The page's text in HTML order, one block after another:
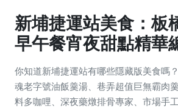
新埔捷運站美食：板
早午餐宵夜甜點精華
你知道新埔捷運站有哪些隱藏版美食嗎
魂老字號油飯羹湯、巷弄超值巨無霸肉
料多咖哩、深夜藥燉排骨專家、市場手